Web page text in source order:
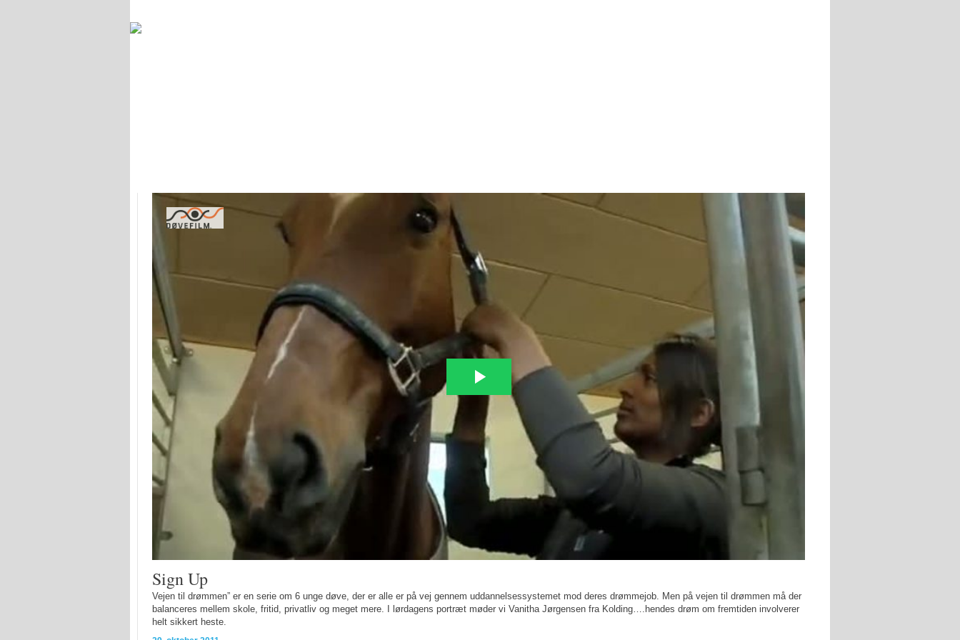
Sign Up
Vejen til drømmen” er en serie om 6 unge døve, der er alle er på vej gennem uddannelsessystemet mod deres drømmejob. Men på vejen til drømmen må der
balanceres mellem skole, fritid, privatliv og meget mere. I lørdagens portræt møder vi Vanitha Jørgensen fra Kolding….hendes drøm om fremtiden involverer
helt sikkert heste.